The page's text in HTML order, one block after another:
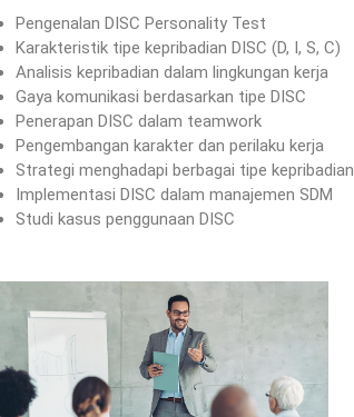
Pengenalan DISC Personality Test
Karakteristik tipe kepribadian DISC (D, I, S, C)
Analisis kepribadian dalam lingkungan kerja
Gaya komunikasi berdasarkan tipe DISC
Penerapan DISC dalam teamwork
Pengembangan karakter dan perilaku kerja
Strategi menghadapi berbagai tipe kepribadian
Implementasi DISC dalam manajemen SDM
Studi kasus penggunaan DISC